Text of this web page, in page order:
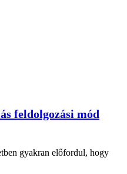
feldolgozási mód
gyakran előfordul, hogy